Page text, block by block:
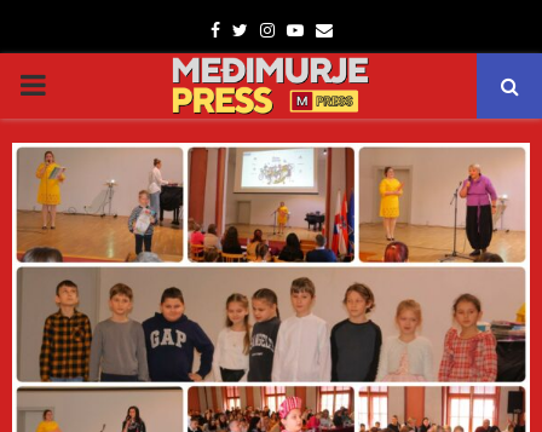
Facebook
TwitterInstagram
Youtube
Email
PRIMARY
MENU